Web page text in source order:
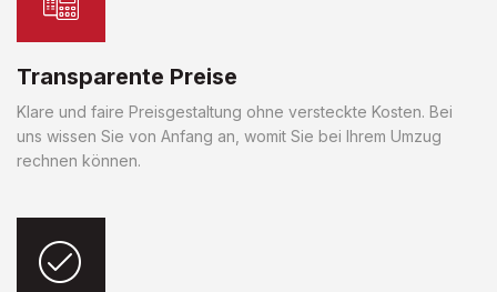
Transparente Preise
Klare und faire Preisgestaltung ohne versteckte Kosten. Bei
uns wissen Sie von Anfang an, womit Sie bei Ihrem Umzug
rechnen können.